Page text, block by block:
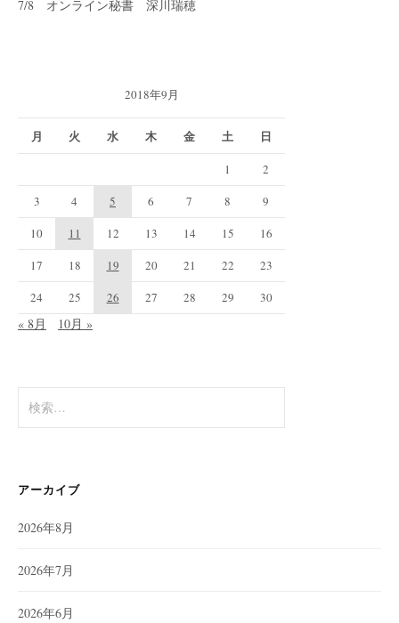
7/8 オンライン秘書 深川瑞穂
2018年9月
月 火 水 木 金 土 日
1
2
3
4 5 6 7 8
9
10
11 12 13 14 15
16
17
18 19 20 21 22
23
24
25 26 27 28 29 30
« 8月 10月 »
索:
アーカイブ
2026年8月
2026年7月
2026年6月